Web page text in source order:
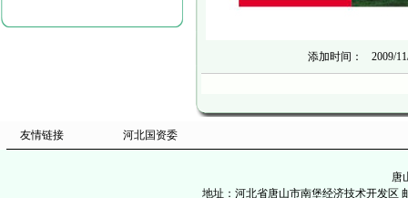
添加时间： 2009/
友情链接 河北国资委
唐
地址：河北省唐山市南堡经济技术开发区